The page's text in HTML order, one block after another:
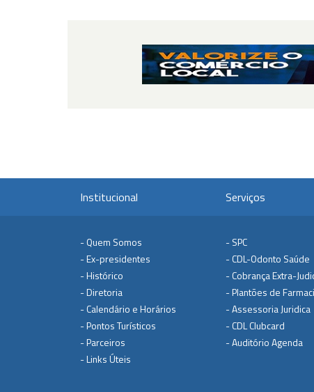
Institucional
- Quem Somos
- Ex-presidentes
- Histórico
- Diretoria
- Calendário e Horários
- Pontos Turísticos
- Parceiros
- Links Úteis
Serviços
- SPC
- CDL-Odonto Saúde
- Cobrança Extra-
- Plantões de
- Assessoria Juridica
- CDL Clubcard
- Auditório Agenda